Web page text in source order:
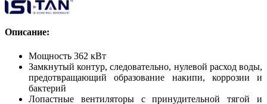
Описание:
Мощность 362 кВт
Замкнутый контур, следовательно, нулевой расход воды,
предотвращающий образование накипи, коррозии и
бактерий
Лопастные вентиляторы с принудительной тягой и